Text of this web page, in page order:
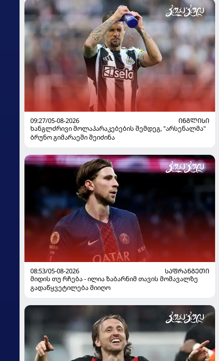
09:27/05-08-2026
ᲘᲜᲒᲚᲘᲡᲘ
ხანგლძრივი მოლაპარაკებების შემდეგ, "არსენალმა"
ბრუნო გიმარაეში შეიძინა
08:53/05-08-2026
ᲡᲐᲤᲠᲐᲜᲒᲔᲗᲘ
მიდის თუ რჩება - ილია ზაბარნიმ თავის მომავალზე
გადაწყვეტილება მიიღო